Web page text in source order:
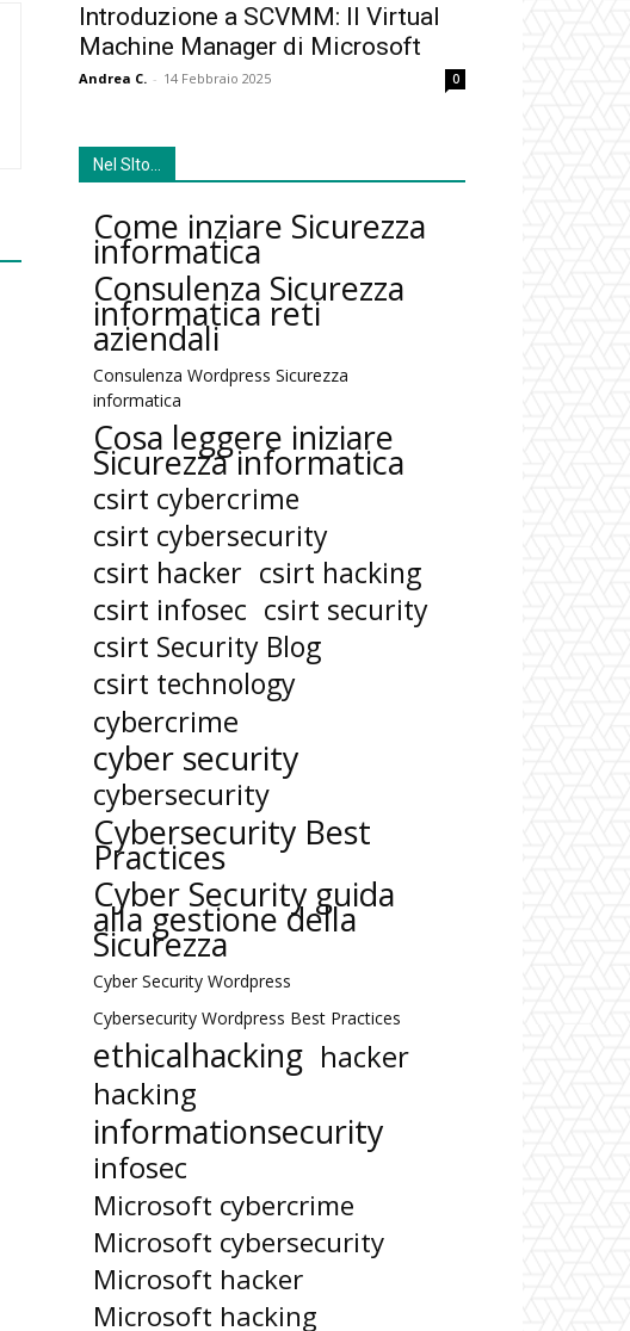
Introduzione a SCVMM: Il Virtual
Machine Manager di Microsoft
Andrea C. - 14 Febbraio 2025 0
Nel SIto…
Come inziare Sicurezza
informatica
Consulenza Sicurezza
informatica reti
aziendali
Consulenza Wordpress Sicurezza
informatica
Cosa leggere iniziare
Sicurezza informatica
csirt cybercrime
csirt cybersecurity
csirt hacker csirt hacking
csirt infosec csirt security
csirt Security Blog
csirt technology
cybercrime
cyber security
cybersecurity
Cybersecurity Best
Practices
Cyber Security guida
alla gestione della
Sicurezza
Cyber Security Wordpress
Cybersecurity Wordpress Best Practices
ethicalhacking hacker
hacking
informationsecurity
infosec
Microsoft cybercrime
Microsoft cybersecurity
Microsoft hacker
Microsoft hacking